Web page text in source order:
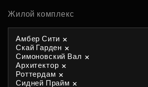
Жилой комплекс
Амбер Сити
Скай Гарден
Симоновский Вал
Архитектор
Роттердам
Сидней Прайм